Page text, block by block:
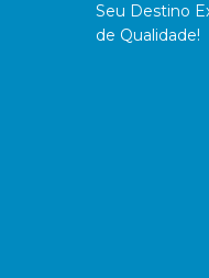
Seu Destino
de Qualidade!